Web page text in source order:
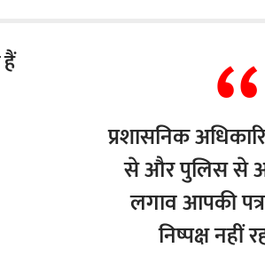
प्रशासनिक
से और पुलिस से
लगाव आपकी
निष्पक्ष नहीं